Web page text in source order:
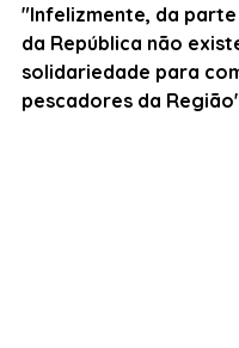
"Infelizmente, da
da República não
solidariedade para
pescadores da